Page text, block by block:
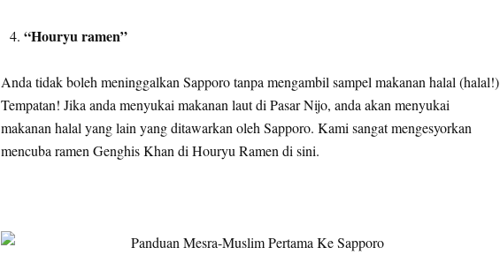
“Houryu ramen”
Anda tidak boleh meninggalkan Sapporo tanpa mengambil sampel makanan halal (halal!)
Tempatan! Jika anda menyukai makanan laut di Pasar Nijo, anda akan menyukai
makanan halal yang lain yang ditawarkan oleh Sapporo. Kami sangat mengesyorkan
mencuba ramen Genghis Khan di Houryu Ramen di sini.